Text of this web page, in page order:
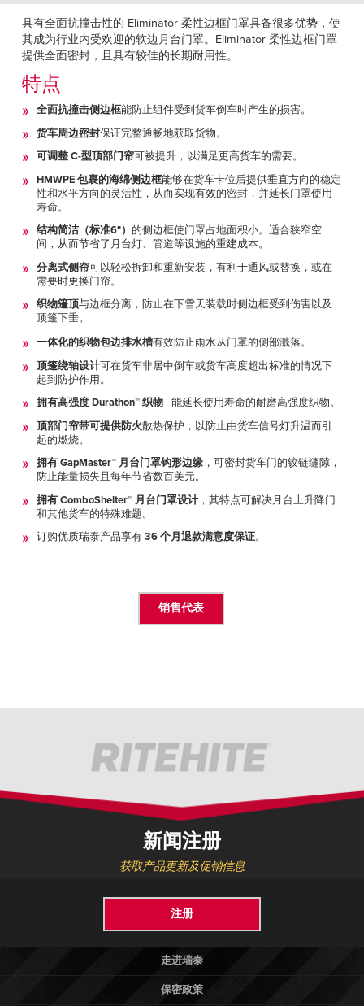
ASIA PACIFIC
English
中文
MIDDLE EAST/AFRICA
English
查找销售代表
具有全面抗撞击性的 Eliminator 柔性边框门罩具备很多优势，使
其成为行业内受欢迎的软边月台门罩。Eliminator 柔性边框门罩
提供全面密封，且具有较佳的长期耐用性。
特点
全面抗撞击侧边框能防止组件受到货车倒车时产生的损害。
货车周边密封保证完整通畅地获取货物。
可调整 C-型顶部门帘可被提升，以满足更高货车的需要。
HMWPE 包裹的海绵侧边框能够在货车卡位后提供垂直方向的稳定
性和水平方向的灵活性，从而实现有效的密封，并延长门罩使用
寿命。
结构简洁（标准6"） 的侧边框使门罩占地面积小。适合狭窄空
间，从而节省了月台灯、管道等设施的重建成本。
分离式侧帘可以轻松拆卸和重新安装，有利于通风或替换，或在
需要时更换门帘。
织物篷顶与边框分离，防止在下雪天装载时侧边框受到伤害以及
顶篷下垂。
一体化的织物包边排水槽有效防止雨水从门罩的侧部溅落。
顶篷绕轴设计可在货车非居中倒车或货车高度超出标准的情况下
起到防护作用。
拥有高强度 Durathon™ 织物- 能延长使用寿命的耐磨高强度织物。
顶部门帘带可提供防火散热保护，以防止由货车信号灯升温而引
起的燃烧。
拥有 GapMaster™ 月台门罩钩形边缘，可密封货车门的铰链缝隙，
防止能量损失且每年节省数百美元。
拥有 ComboShelter™ 月台门罩设计，其特点可解决月台上升降门
和其他货车的特殊难题。
订购优质瑞泰产品享有36 个月退款满意度保证。
销售代表
新闻注册
获取产品更新及促销信息
注册
走进瑞泰
保密政策